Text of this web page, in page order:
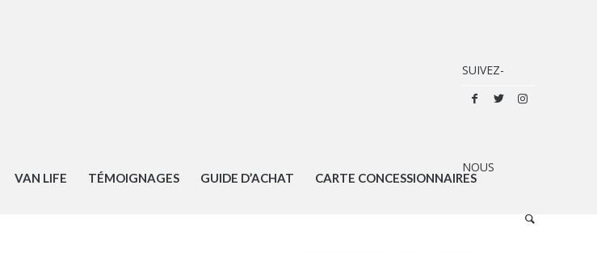
VAN LIFE TÉMOIGNAGES GUIDE D’ACHAT CARTE CONCESSIONNAIRES